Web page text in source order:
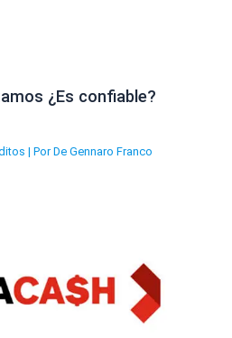
¿Es confiable?
| Por De Gennaro Franco